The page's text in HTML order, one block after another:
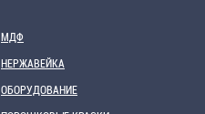
МДФ
НЕРЖАВЕЙКА
ОБОРУДОВАНИЕ